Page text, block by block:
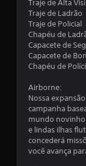
Traje de Alta
Traje de Ladrão
Traje de Policial
Chapéu de
Capacete de
Capacete de
Chapéu de
Airborne:
Nossa
campanha
mundo
e lindas ilhas
concederá
você avança